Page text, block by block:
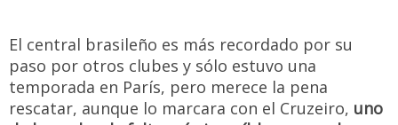
El central brasileño es más recordado por su
paso por otros clubes y sólo estuvo una
temporada en París, pero merece la pena
rescatar, aunque lo marcara con el Cruzeiro, uno